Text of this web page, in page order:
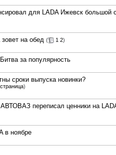
для LADA Ижевск большой
на обед ( 1 2)
за популярность
сроки выпуска новинки?
)
переписал ценники на
в ноябре